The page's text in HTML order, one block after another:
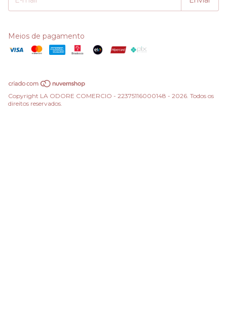
Meios de pagamento
Copyright LA ODORE COMERCIO - 22375116000148 - 2026. Todos os
direitos reservados.